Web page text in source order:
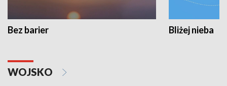
Bez barier Bliżej nieba
WOJSKO